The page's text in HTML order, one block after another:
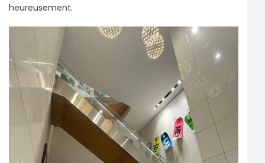
heureusement.